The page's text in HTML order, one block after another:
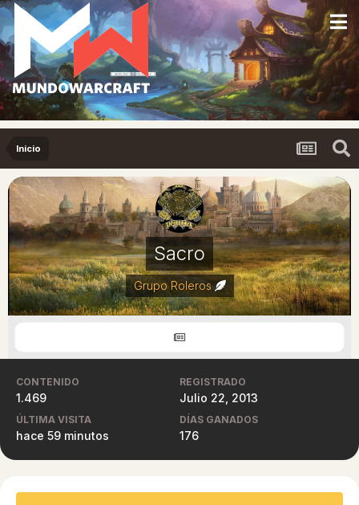
Inicio
Sacro
Grupo Roleros
CONTENIDO
1.469
REGISTRADO
Julio 22, 2013
ÚLTIMA VISITA
hace 59 minutos
DÍAS GANADOS
176